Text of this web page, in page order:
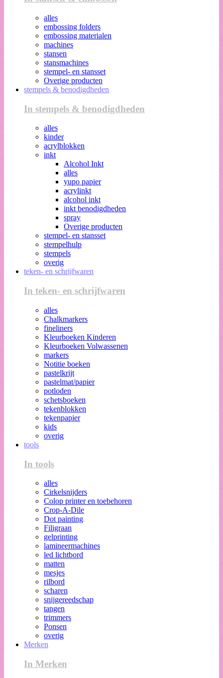
alles
embossing folders
embossing materialen
machines
stansen
stansmachines
stempel- en stansset
Overige producten
stempels & benodigdheden
In stempels & benodigdheden
alles
kinder
acrylblokken
inkt
Alcohol Inkt
alles
yupo papier
acrylinkt
alcohol inkt
inkt benodigdheden
spray
Overige producten
stempel- en stansset
stempelhulp
stempels
overig
teken- en schrijfwaren
In teken- en schrijfwaren
alles
Chalkmarkers
fineliners
Kleurboeken Kinderen
Kleurboeken Volwassenen
markers
Notitie boeken
pastelkrijt
pastelmat/papier
potloden
schetsboeken
tekenblokken
tekenpapier
kids
overig
tools
In tools
alles
Cirkelsnijders
Colop printer en toebehoren
Crop-A-Dile
Dot painting
Filigraan
gelprinting
lamineermachines
led lichtbord
matten
mesjes
rilbord
scharen
snijgereedschap
tangen
trimmers
Ponsen
overig
Merken
In Merken